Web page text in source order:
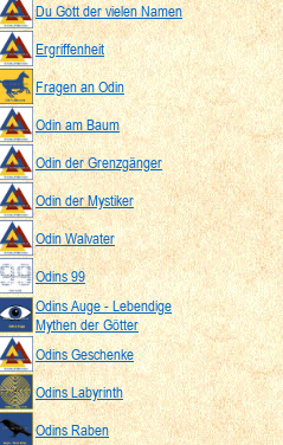
Du Gott der vielen Namen
Ergriffenheit
Fragen an Odin
Odin am Baum
Odin der Grenzgänger
Odin der Mystiker
Odin Walvater
Odins 99
Odins Auge - Lebendige
Mythen der Götter
Odins Geschenke
Odins Labyrinth
Odins Raben